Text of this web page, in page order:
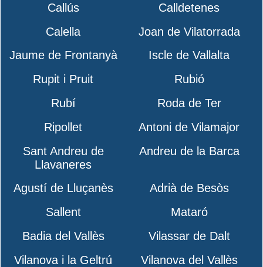
Callús
Calldetenes
Calella
Joan de Vilatorrada
Jaume de Frontanyà
Iscle de Vallalta
Rupit i Pruit
Rubió
Rubí
Roda de Ter
Ripollet
Antoni de Vilamajor
Sant Andreu de
Llavaneres
Andreu de la Barca
Agustí de Lluçanès
Adrià de Besòs
Sallent
Mataró
Badia del Vallès
Vilassar de Dalt
Vilanova i la Geltrú
Vilanova del Vallès